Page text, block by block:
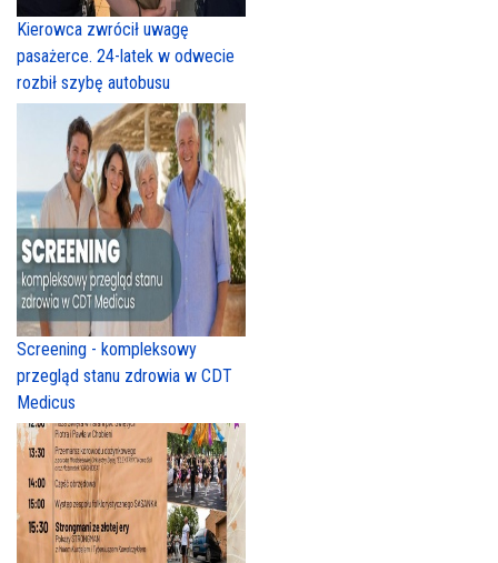
Kierowca zwrócił uwagę
pasażerce. 24-latek w odwecie
rozbił szybę autobusu
Screening - kompleksowy
przegląd stanu zdrowia w CDT
Medicus